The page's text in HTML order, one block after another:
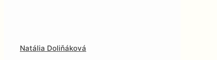
Natália Doliňáková